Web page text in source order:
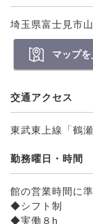
埼玉県富士見市
マップを
交通アクセス
東武東上線「鶴
勤務曜日・時間
館の営業時間に
◆シフト制
◆実働８h